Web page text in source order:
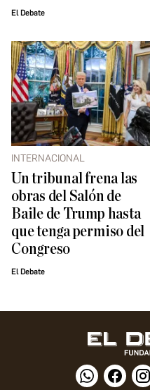
El Debate
INTERNACIONAL
Un tribunal frena las
obras del Salón de
Baile de Trump hasta
que tenga permiso del
Congreso
El Debate